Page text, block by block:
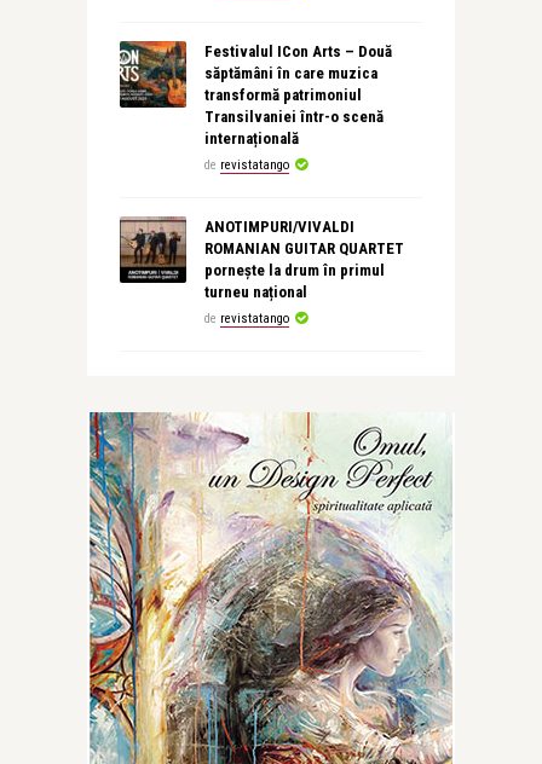
Festivalul ICon Arts – Două
săptămâni în care muzica
transformă patrimoniul
Transilvaniei într-o scenă
internațională
de revistatango
ANOTIMPURI/VIVALDI
ROMANIAN GUITAR QUARTET
pornește la drum în primul
turneu național
de revistatango